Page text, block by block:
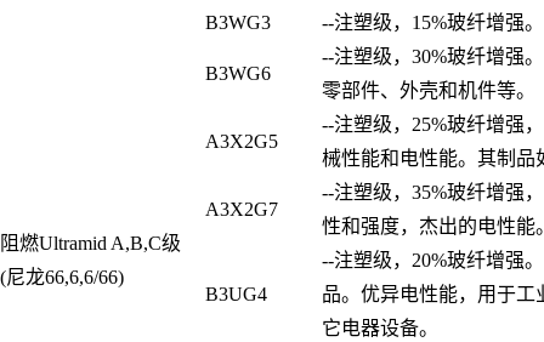
B3WG3
--注塑级，15%玻纤增强
B3WG6
--注塑级，30%玻纤增强
零部件、外壳和机件等。
阻燃Ultramid A,B,C级
(尼龙66,6,6/66)
A3X2G5
--注塑级，25%玻纤增强
械性能和电性能。其制品
A3X2G7
--注塑级，35%玻纤增强
性和强度，杰出的电性能
B3UG4
--注塑级，20%玻纤增强
品。优异电性能，用于
它电器设备。